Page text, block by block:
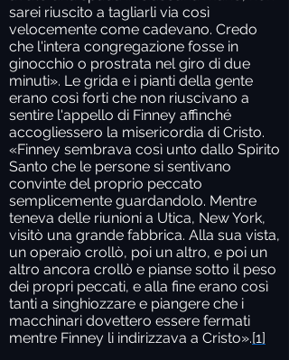
sarei riuscito a tagliarli via così
velocemente come cadevano. Credo
che l'intera congregazione fosse in
ginocchio o prostrata nel giro di due
minuti». Le grida e i pianti della gente
erano così forti che non riuscivano a
sentire l'appello di Finney affinché
accogliessero la misericordia di Cristo.
«Finney sembrava così unto dallo Spirito
Santo che le persone si sentivano
convinte del proprio peccato
semplicemente guardandolo. Mentre
teneva delle riunioni a Utica, New York,
visitò una grande fabbrica. Alla sua vista,
un operaio crollò, poi un altro, e poi un
altro ancora crollò e pianse sotto il peso
dei propri peccati, e alla fine erano così
tanti a singhiozzare e piangere che i
macchinari dovettero essere fermati
mentre Finney li indirizzava a Cristo».[1]